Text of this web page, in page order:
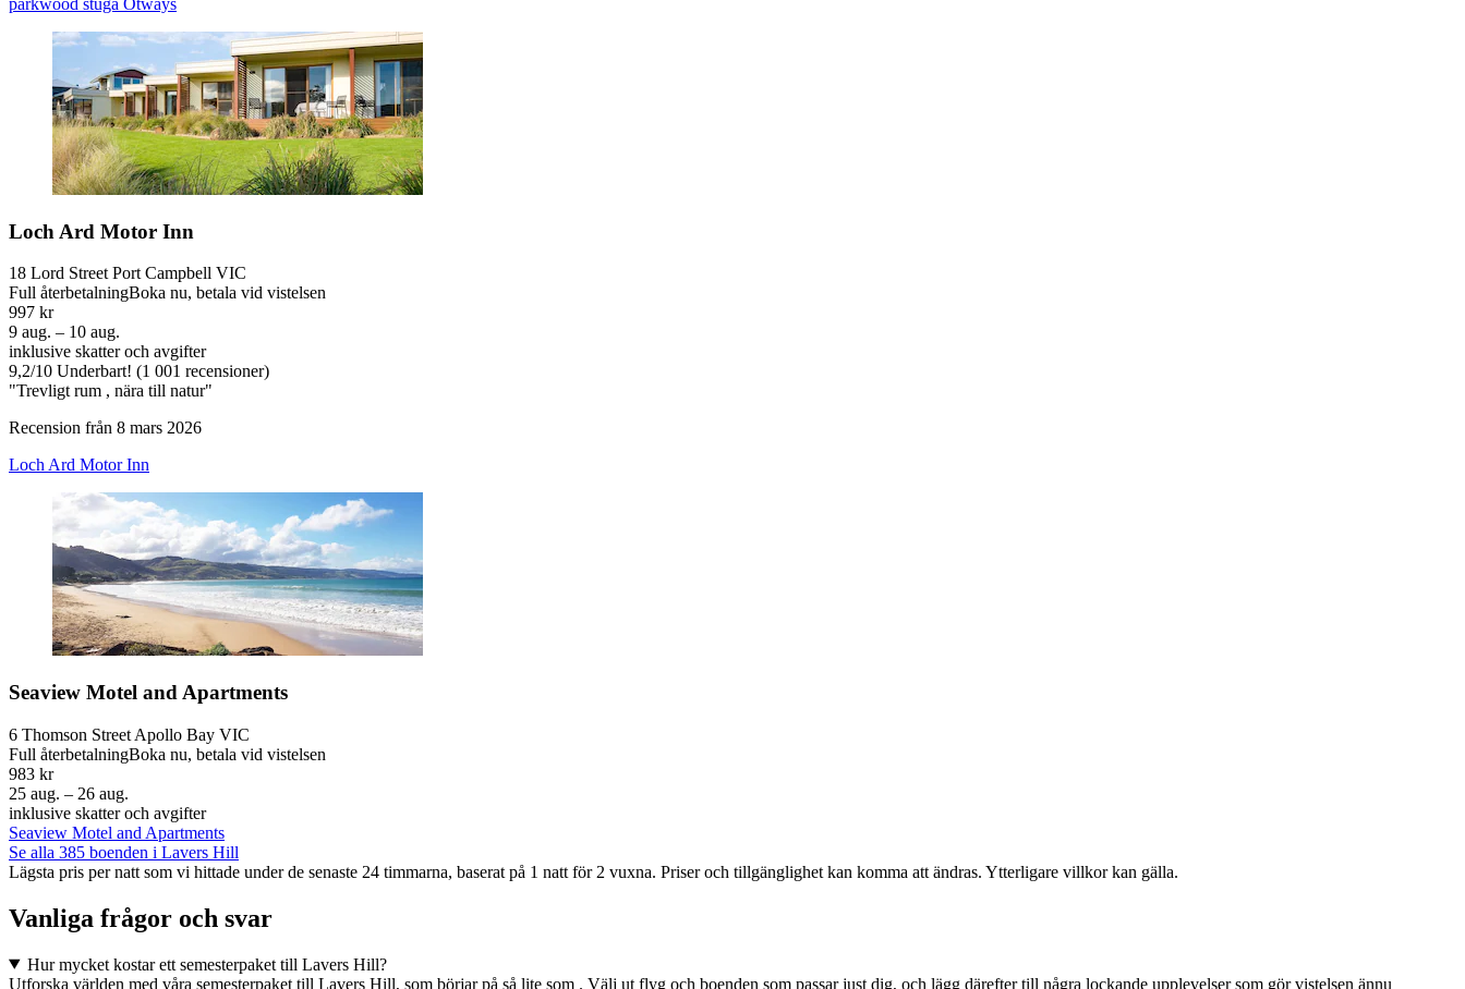
parkwood stuga Otways
Loch Ard Motor Inn
18 Lord Street Port Campbell VIC
Full återbetalningBoka nu, betala vid vistelsen
997 kr
9 aug. – 10 aug.
inklusive skatter och avgifter
9,2/10 Underbart! (1 001 recensioner)
"Trevligt rum , nära till natur"
Recension från 8 mars 2026
Loch Ard Motor Inn
Seaview Motel and Apartments
6 Thomson Street Apollo Bay VIC
Full återbetalningBoka nu, betala vid vistelsen
983 kr
25 aug. – 26 aug.
inklusive skatter och avgifter
Seaview Motel and Apartments
Se alla 385 boenden i Lavers Hill
Lägsta pris per natt som vi hittade under de senaste 24 timmarna, baserat på 1 natt för 2 vuxna. Priser och tillgänglighet kan komma att ändras. Ytterligare villkor kan gälla.
Vanliga frågor och svar
Hur mycket kostar ett semesterpaket till Lavers Hill?
Utforska världen med våra semesterpaket till Lavers Hill, som börjar på så lite som . Välj ut flyg och boenden som passar just dig, och lägg därefter till några lockande upplevelser som gör vistelsen ännu